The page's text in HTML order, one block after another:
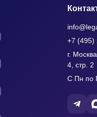
+7 (495)
г.
4, стр. 2
С Пн по